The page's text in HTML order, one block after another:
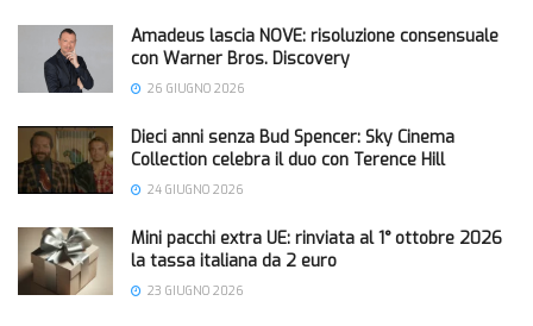
Amadeus lascia NOVE: risoluzione consensuale
con Warner Bros. Discovery
26 GIUGNO 2026
Dieci anni senza Bud Spencer: Sky Cinema
Collection celebra il duo con Terence Hill
24 GIUGNO 2026
Mini pacchi extra UE: rinviata al 1° ottobre 2026
la tassa italiana da 2 euro
23 GIUGNO 2026